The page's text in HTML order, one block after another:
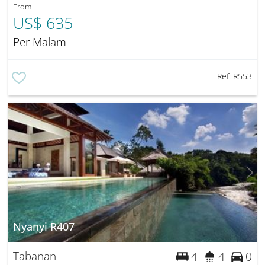
From
US$ 635
Per Malam
Ref: R553
Nyanyi R407
Tabanan 4 4 0